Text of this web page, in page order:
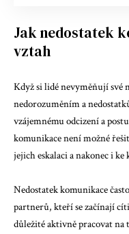
Jak nedostatek
vztah
Když si lidé nevyměňují své
nedorozuměním a
vzájemnému odcizení a
komunikace není možné
jejich eskalaci a nakonec i
Nedostatek komunikace
partnerů, kteří se začínají
důležité aktivně pracovat na